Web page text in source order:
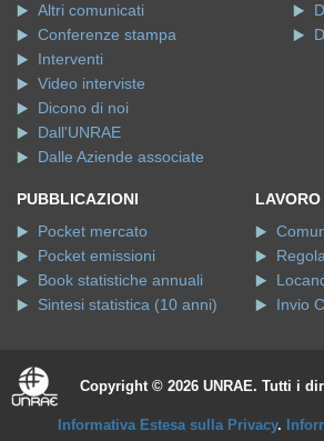
Altri comunicati
Conferenze stampa
Interventi
Video interviste
Dicono di noi
Dall'UNRAE
Dalle Aziende associate
PUBBLICAZIONI
Pocket mercato
Pocket emissioni
Book statistiche annuali
Sintesi statistica (10 anni)
LAVORO
Invio
Copyright © 2026 UNRAE. Tutti i
Informativa Estesa sulla Privacy.